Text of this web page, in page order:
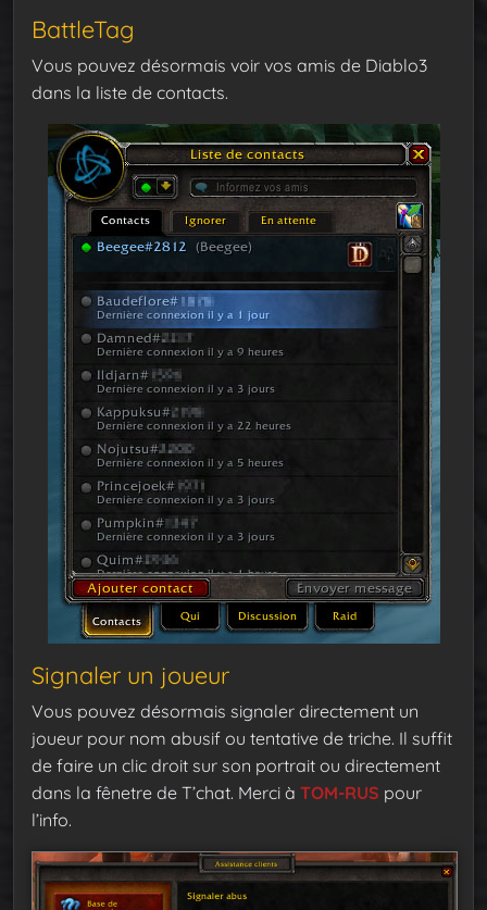
BattleTag
Vous pouvez désormais voir vos amis de Diablo3
dans la liste de contacts.
Signaler un joueur
Vous pouvez désormais signaler directement un
joueur pour nom abusif ou tentative de triche. Il suffit
de faire un clic droit sur son portrait ou directement
dans la fênetre de T’chat. Merci à TOM-RUS pour
l’info.